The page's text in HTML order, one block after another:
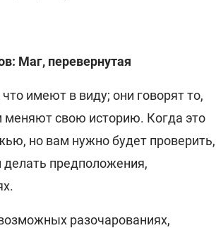
Маг, перевернутая
имеют в виду; они говорят то,
меняют свою историю. Когда это
но вам нужно будет проверить,
делать предположения,
разочарованиях,